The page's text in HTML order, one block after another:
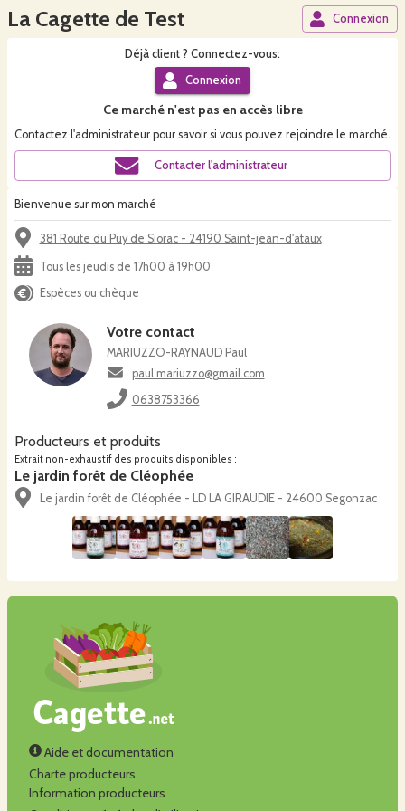
La Cagette de Test Connexion
Déjà client ? Connectez-vous:
Connexion
Ce marchén'est pas en accès libre
Contactez l'administrateur pour savoir si vous pouvez rejoindre le marché.
Contacter l'administrateur
Bienvenue sur mon marché
381 Route du Puy de Siorac - 24190 Saint-jean-d'ataux
Tous les jeudis de 17h00 à 19h00
Espèces ou chèque
Votre contact
MARIUZZO-RAYNAUD Paul
paul.mariuzzo@gmail.com
0638753366
Producteurs et produits
Extrait non-exhaustif des produits disponibles :
Le jardin forêt de Cléophée
Le jardin forêt de Cléophée - LD LA GIRAUDIE - 24600 Segonzac
Aide et documentation
Charte producteurs
Information producteurs